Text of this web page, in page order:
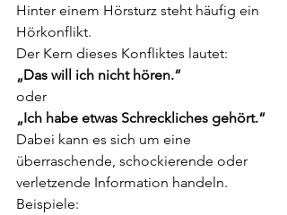
Hinter einem Hörsturz steht häufig ein
Hörkonflikt.
Der Kern dieses Konfliktes lautet:
„Das will ich nicht hören.“
oder
„Ich habe etwas Schreckliches gehört.“
Dabei kann es sich um eine
überraschende, schockierende oder
verletzende Information handeln.
Beispiele: